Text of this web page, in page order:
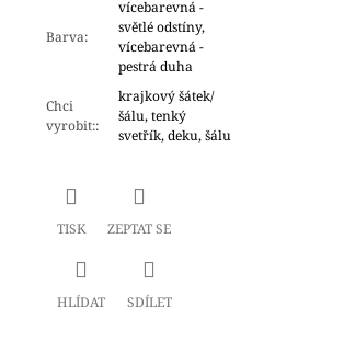
Barva:
vícebarevná -
světlé odstíny,
vícebarevná -
pestrá duha
Chci
vyrobit::
krajkový šátek/
šálu, tenký
svetřík, deku, šálu
TISK ZEPTAT SE
HLÍDAT SDÍLET